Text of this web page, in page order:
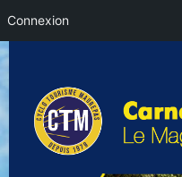
Connexion